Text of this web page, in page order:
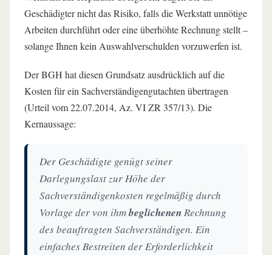
Geschädigter nicht das Risiko, falls die Werkstatt unnötige
Arbeiten durchführt oder eine überhöhte Rechnung stellt –
solange Ihnen kein Auswahlverschulden vorzuwerfen ist.
Der BGH hat diesen Grundsatz ausdrücklich auf die
Kosten für ein Sachverständigengutachten übertragen
(Urteil vom 22.07.2014, Az. VI ZR 357/13). Die
Kernaussage:
Der Geschädigte genügt seiner
Darlegungslast zur Höhe der
Sachverständigenkosten regelmäßig durch
Vorlage der von ihmbeglichenen Rechnung
des beauftragten Sachverständigen. Ein
einfaches Bestreiten der Erforderlichkeit